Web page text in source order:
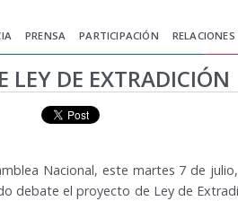
PRENSA PARTICIPACIÓN
LEY DE EXTRADICIÓN
Nacional, este martes 7 de
debate el proyecto de Ley de